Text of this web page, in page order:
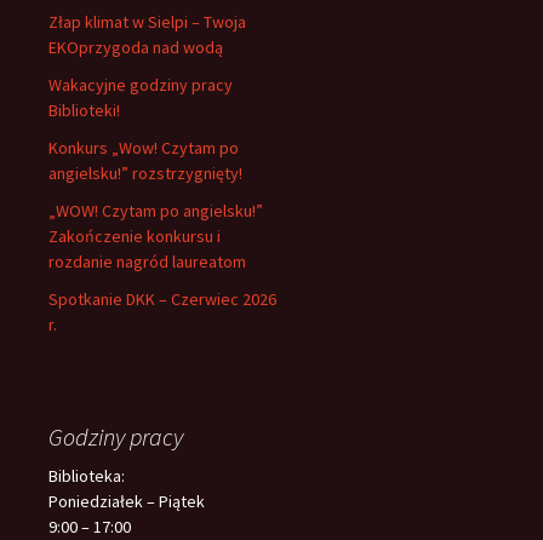
Złap klimat w Sielpi – Twoja
EKOprzygoda nad wodą
Wakacyjne godziny pracy
Biblioteki!
Konkurs „Wow! Czytam po
angielsku!” rozstrzygnięty!
„WOW! Czytam po angielsku!”
Zakończenie konkursu i
rozdanie nagród laureatom
Spotkanie DKK – Czerwiec 2026
r.
Godziny pracy
Biblioteka:
Poniedziałek – Piątek
9:00 – 17:00